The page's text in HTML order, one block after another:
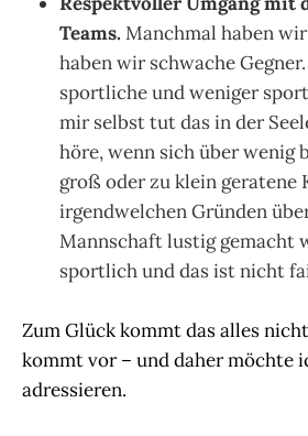
Teams. Manchmal haben
haben wir schwache
sportliche und weniger
mir selbst tut das in der
höre, wenn sich über wenig
groß oder zu klein geratene
irgendwelchen Gründen
Mannschaft lustig gemacht
sportlich und das ist nicht
Zum Glück kommt das alles
kommt vor – und daher möchte
adressieren.